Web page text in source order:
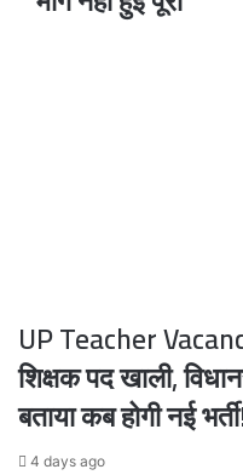
UP Teacher
शिक्षक पद खाली,
बताया कब होगी नई
4 days ago